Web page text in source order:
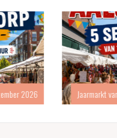
Jaarmarkt van Aalsmeer